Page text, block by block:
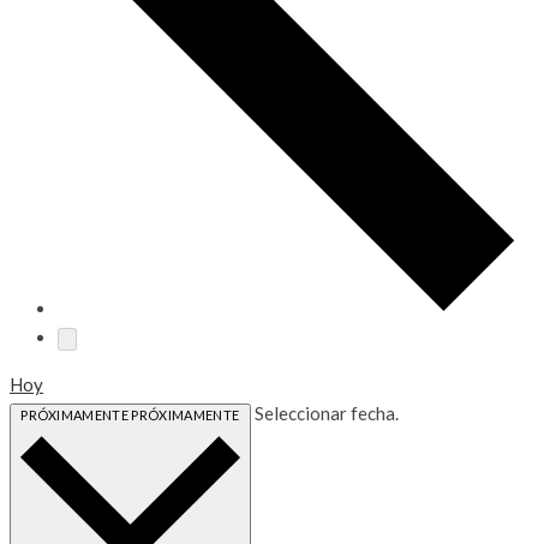
Hoy
PRÓXIMAMENTE PRÓXIMAMENTE Seleccionar fecha.